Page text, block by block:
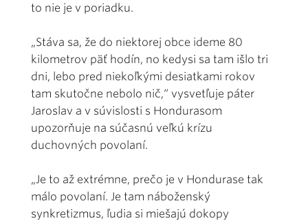
to nie je v poriadku.
„Stáva sa, že do niektorej obce ideme 80
kilometrov päť hodín, no kedysi sa tam išlo tri
dni, lebo pred niekoľkými desiatkami rokov
tam skutočne nebolo nič,“ vysvetľuje páter
Jaroslav a v súvislosti s Hondurasom
upozorňuje na súčasnú veľkú krízu
duchovných povolaní.
„Je to až extrémne, prečo je v Hondurase tak
málo povolaní. Je tam náboženský
synkretizmus, ľudia si miešajú dokopy